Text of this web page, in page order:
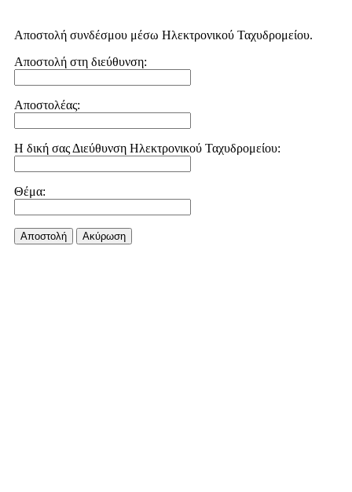
Αποστολή συνδέσμου μέσω Ηλεκτρονικού Ταχυδρομείου.
Αποστολή στη διεύθυνση:
Αποστολέας:
Η δική σας Διεύθυνση Ηλεκτρονικού Ταχυδρομείου:
Θέμα:
Αποστολή Aκύρωση